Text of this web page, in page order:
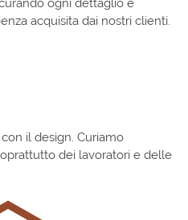
acquisita dai nostri clienti.
il design. Curiamo
dei lavoratori e delle